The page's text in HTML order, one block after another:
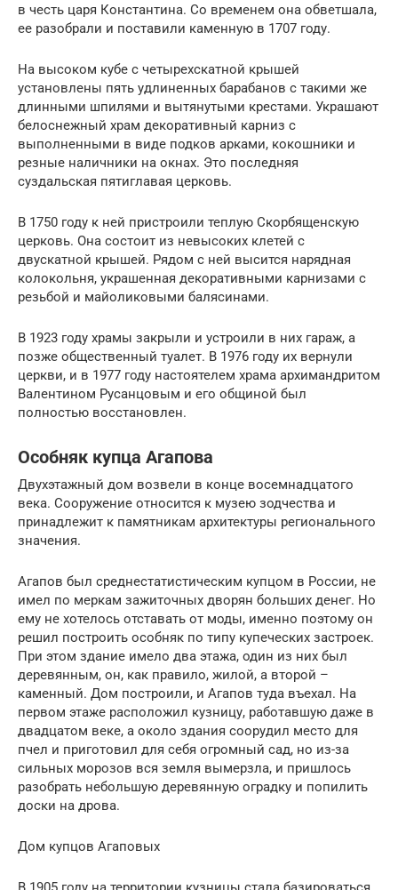
в честь царя Константина. Со временем она обветшала,
ее разобрали и поставили каменную в 1707 году.
На высоком кубе с четырехскатной крышей
установлены пять удлиненных барабанов с такими же
длинными шпилями и вытянутыми крестами. Украшают
белоснежный храм декоративный карниз с
выполненными в виде подков арками, кокошники и
резные наличники на окнах. Это последняя
суздальская пятиглавая церковь.
В 1750 году к ней пристроили теплую Скорбященскую
церковь. Она состоит из невысоких клетей с
двускатной крышей. Рядом с ней высится нарядная
колокольня, украшенная декоративными карнизами с
резьбой и майоликовыми балясинами.
В 1923 году храмы закрыли и устроили в них гараж, а
позже общественный туалет. В 1976 году их вернули
церкви, и в 1977 году настоятелем храма архимандритом
Валентином Русанцовым и его общиной был
полностью восстановлен.
Особняк купца Агапова
Двухэтажный дом возвели в конце восемнадцатого
века. Сооружение относится к музею зодчества и
принадлежит к памятникам архитектуры регионального
значения.
Агапов был среднестатистическим купцом в России, не
имел по меркам зажиточных дворян больших денег. Но
ему не хотелось отставать от моды, именно поэтому он
решил построить особняк по типу купеческих застроек.
При этом здание имело два этажа, один из них был
деревянным, он, как правило, жилой, а второй –
каменный. Дом построили, и Агапов туда въехал. На
первом этаже расположил кузницу, работавшую даже в
двадцатом веке, а около здания соорудил место для
пчел и приготовил для себя огромный сад, но из-за
сильных морозов вся земля вымерзла, и пришлось
разобрать небольшую деревянную оградку и попилить
доски на дрова.
Дом купцов Агаповых